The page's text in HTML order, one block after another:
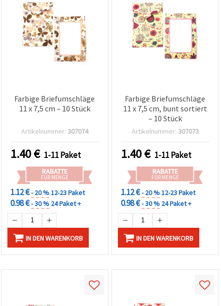
Farbige Briefumschläge
11 x 7,5 cm – 10 Stück
Artikelnummer: 307074
1.40€ 1-11 Paket
RABATTE
FÜR MENGE
1.12 €- 20 %12-23 Paket
0.98 €- 30 % 24 Paket +
IN DEN WARENKORB
Farbige Briefumschläge
11 x 7,5 cm, bunt sortiert
– 10 Stück
Artikelnummer: 307073
1.40€ 1-11 Paket
RABATTE
FÜR MENGE
1.12 €- 20 %12-23 Paket
0.98 €- 30 % 24 Paket +
IN DEN WARENKORB